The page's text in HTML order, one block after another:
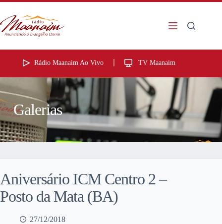
Rádio Maanaim Ao Vivo TV Maanaim
Galerias
Aniversário ICM Centro 2 –
Posto da Mata (BA)
27/12/2018